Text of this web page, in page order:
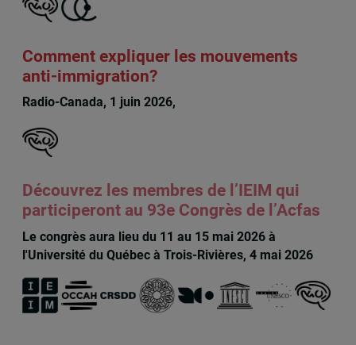
Comment expliquer les mouvements
anti-immigration?
Radio-Canada, 1 juin 2026,
Découvrez les membres de l’IEIM qui
participeront au 93e Congrès de l’Acfas
Le congrès aura lieu du 11 au 15 mai 2026 à
l'Université du Québec à Trois-Rivières, 4 mai 2026